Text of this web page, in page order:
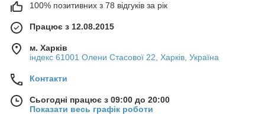
100% позитивних з 78 відгуків за рік
Працює з 12.08.2015
м. Харків
індекс 61001 Олени Стасової 22, Харків, Україна
Контакти
Сьогодні працює з 09:00 до 20:00
Показати весь графік роботи